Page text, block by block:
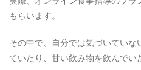
もらいます。
その中で、自分では気づいてい
ていたり、甘い飲み物を飲んでい